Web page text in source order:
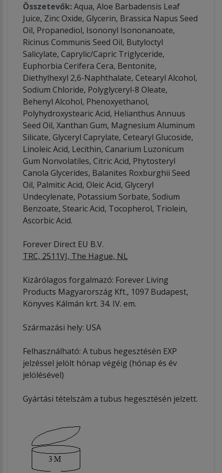
Összetevők:Aqua, Aloe Barbadensis Leaf
Juice, Zinc Oxide, Glycerin, Brassica Napus Seed
Oil, Propanediol, Isononyl Isononanoate,
Ricinus Communis Seed Oil, Butyloctyl
Salicylate, Caprylic/Capric Triglyceride,
Euphorbia Cerifera Cera, Bentonite,
Diethylhexyl 2,6-Naphthalate, Cetearyl Alcohol,
Sodium Chloride, Polyglyceryl-8 Oleate,
Behenyl Alcohol, Phenoxyethanol,
Polyhydroxystearic Acid, Helianthus Annuus
Seed Oil, Xanthan Gum, Magnesium Aluminum
Silicate, Glyceryl Caprylate, Cetearyl Glucoside,
Linoleic Acid, Lecithin, Canarium Luzonicum
Gum Nonvolatiles, Citric Acid, Phytosteryl
Canola Glycerides, Balanites Roxburghii Seed
Oil, Palmitic Acid, Oleic Acid, Glyceryl
Undecylenate, Potassium Sorbate, Sodium
Benzoate, Stearic Acid, Tocopherol, Triolein,
Ascorbic Acid.
Forever Direct EU B.V.
TRC, 2511VJ, The Hague, NL
Kizárólagos forgalmazó: Forever Living
Products Magyarország Kft., 1097 Budapest,
Könyves Kálmán krt. 34. IV. em.
Származási hely: USA
Felhasználható: A tubus hegesztésén EXP
jelzéssel jelölt hónap végéig (hónap és év
jelölésével)
Gyártási tételszám a tubus hegesztésén jelzett.